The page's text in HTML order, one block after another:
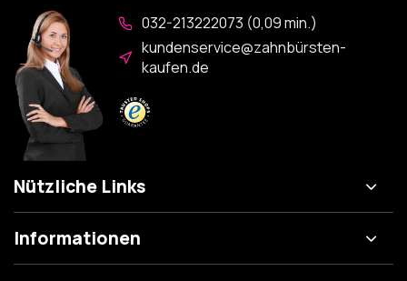
032-213222073 (0,09 min.)
kundenservice@zahnbürsten-
kaufen.de
Nützliche Links
Informationen